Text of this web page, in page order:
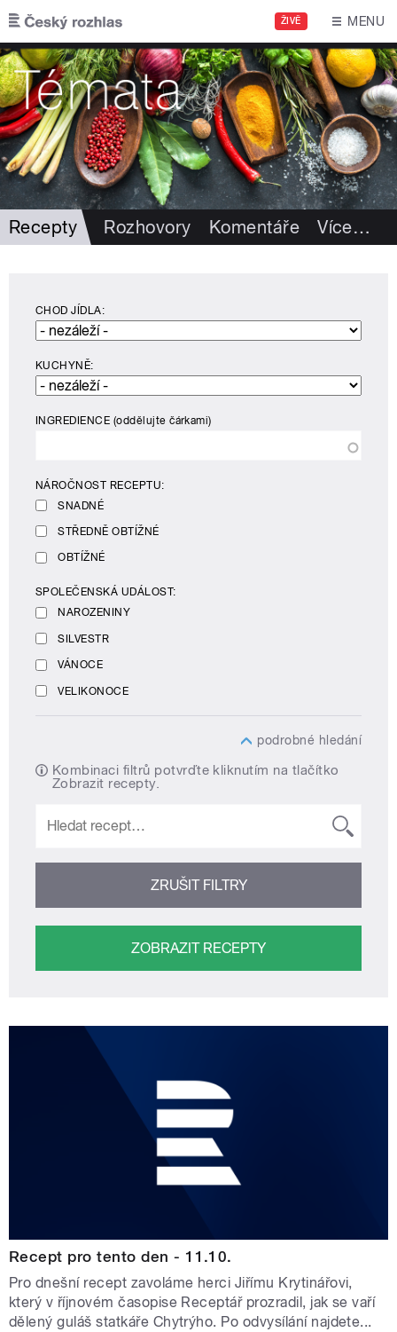
Přejít k hlavnímu obsahu
ŽIVĚ MENU
Recepty Rozhovory Komentáře Více…
CHOD JÍDLA:
KUCHYNĚ:
INGREDIENCE (oddělujte čárkami)
NÁROČNOST RECEPTU:
SNADNÉ
STŘEDNĚ OBTÍŽNÉ
OBTÍŽNÉ
SPOLEČENSKÁ UDÁLOST:
NAROZENINY
SILVESTR
VÁNOCE
VELIKONOCE
Kombinaci filtrů potvrďte kliknutím na tlačítko
Zobrazit recepty.
podrobné hledání
Recept pro tento den - 11.10.
Pro dnešní recept zavoláme herci Jiřímu Krytinářovi,
který v říjnovém časopise Receptář prozradil, jak se vaří
dělený guláš statkáře Chytrýho. Po odvysílání najdete...